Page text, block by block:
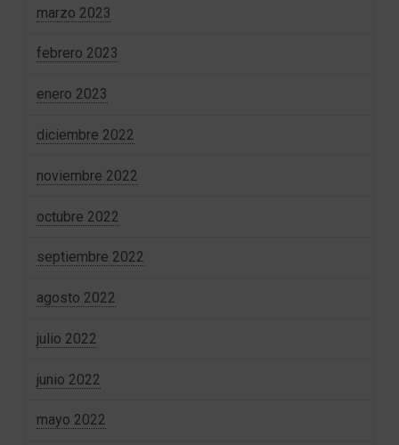
marzo 2023
febrero 2023
enero 2023
diciembre 2022
noviembre 2022
octubre 2022
septiembre 2022
agosto 2022
julio 2022
junio 2022
mayo 2022